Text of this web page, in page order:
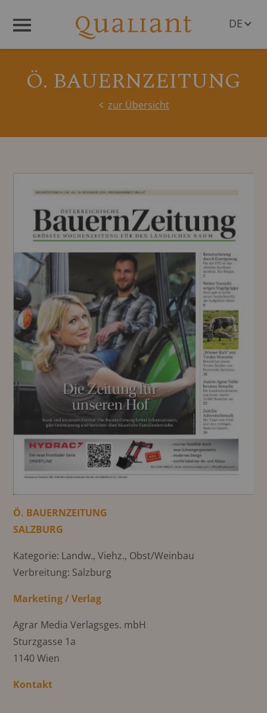
DE
Ö. BAUERNZEITUNG
zur Übersicht
Ö. BAUERNZEITUNG
SALZBURG
Kategorie: Landw., Viehz., Obst/Weinbau
Verbreitung: Salzburg
Marketing / Verlag
Agrar Media Verlagsges. mbH
Sturzgasse 1a
1140 Wien
Kontakt